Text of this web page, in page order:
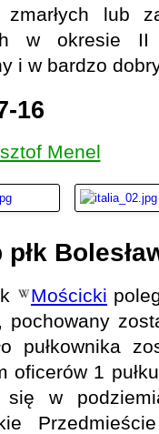
zmarłych lub
w okresie II
i w bardzo
16
Menel
płk
Mościcki
pochowany
pułkownika
oficerów 1
się w